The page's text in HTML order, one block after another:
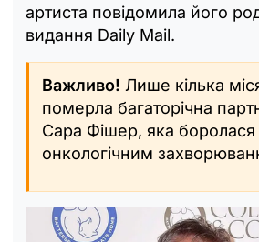
артиста повідомила його
видання Daily Mail.
Важливо! Лише кілька
померла багаторічна
Сара Фішер, яка боролася
онкологічним